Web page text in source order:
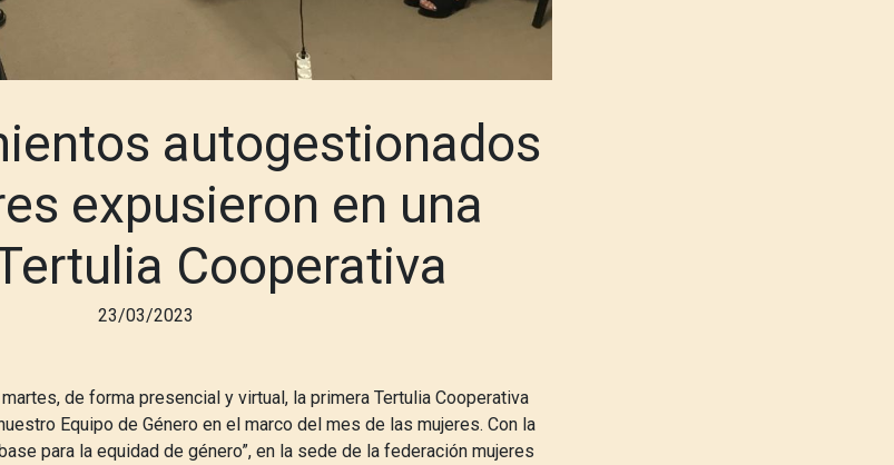
autogestionados
expusieron en una
Cooperativa
23/03/2023
de forma presencial y virtual, la primera Tertulia Cooperativa
Equipo de Género en el marco del mes de las mujeres. Con la
para la equidad de género”, en la sede de la federación mujeres